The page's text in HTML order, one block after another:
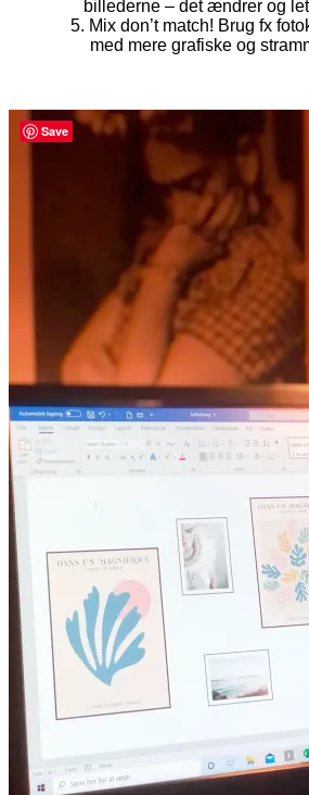
billederne – det ændrer og
5. Mix don’t match! Brug fx
med mere grafiske og
Save